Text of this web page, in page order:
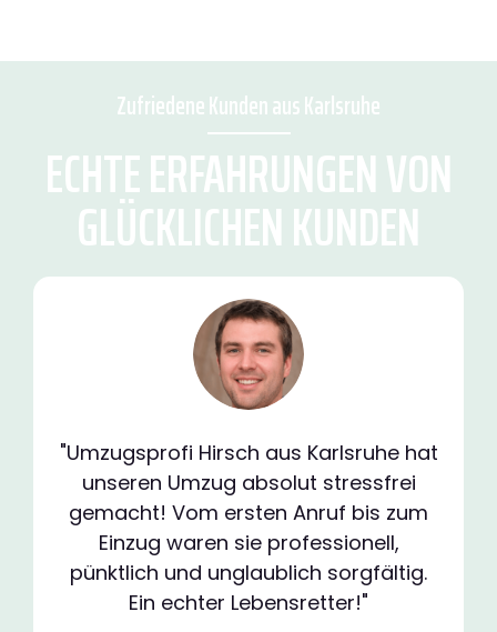
Zufriedene Kunden aus Karlsruhe
ECHTE ERFAHRUNGEN VON
GLÜCKLICHEN KUNDEN
"Umzugsprofi Hirsch aus Karlsruhe hat
unseren Umzug absolut stressfrei
gemacht! Vom ersten Anruf bis zum
Einzug waren sie professionell,
pünktlich und unglaublich sorgfältig.
Ein echter Lebensretter!"